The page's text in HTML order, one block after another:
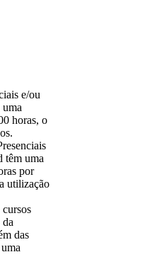
e/ou
horas, o
têm uma
por
utilização
cursos
das